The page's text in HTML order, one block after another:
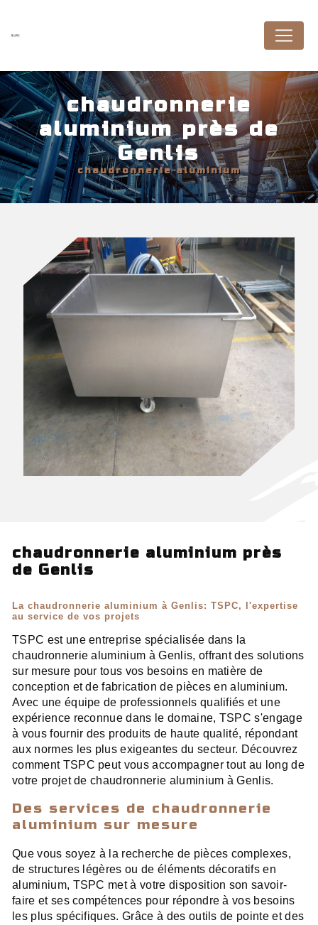
chaudronnerie
aluminium près de
Genlis
chaudronnerie aluminium
chaudronnerie aluminium près
de Genlis
La chaudronnerie aluminium à Genlis: TSPC, l'expertise
au service de vos projets
TSPC est une entreprise spécialisée dans la
chaudronnerie aluminium à Genlis, offrant des solutions
sur mesure pour tous vos besoins en matière de
conception et de fabrication de pièces en aluminium.
Avec une équipe de professionnels qualifiés et une
expérience reconnue dans le domaine, TSPC s'engage
à vous fournir des produits de haute qualité, répondant
aux normes les plus exigeantes du secteur. Découvrez
comment TSPC peut vous accompagner tout au long de
votre projet de chaudronnerie aluminium à Genlis.
Des services de chaudronnerie
aluminium sur mesure
Que vous soyez à la recherche de pièces complexes,
de structures légères ou de éléments décoratifs en
aluminium, TSPC met à votre disposition son savoir-
faire et ses compétences pour répondre à vos besoins
les plus spécifiques. Grâce à des outils de pointe et des